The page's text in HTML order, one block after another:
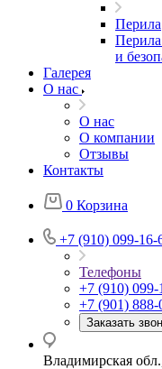
Перила
и
Галерея
О нас
О нас
О компании
Отзывы
Контакты
0 Корзина
+7 (910) 099-16-
Телефоны
+7 (910) 099-
+7 (901) 888-
Заказать
Владимирская